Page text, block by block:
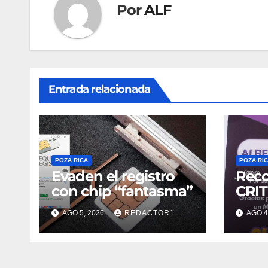
PorALF
Entrada relacionada
POZA RICA
Evaden el registro
con chip “fantasma”
AGO 5, 2026 REDACTOR1
POZA
AGO